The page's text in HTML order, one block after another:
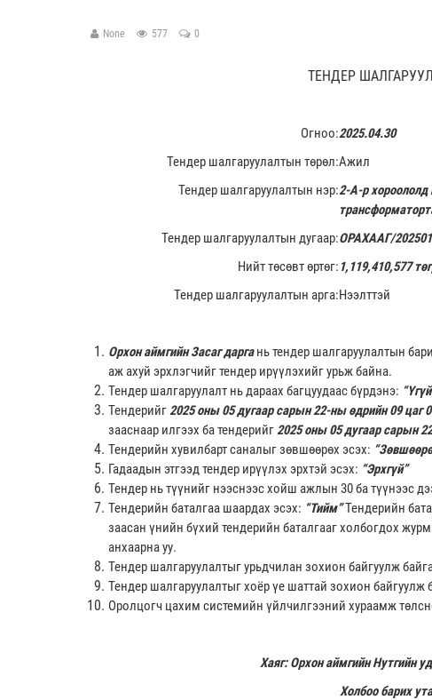
None 577 0
ТЕНДЕР
Огноо:2025.04.30
Тендер шалгаруулалтын төрөл:Ажил
Тендер шалгаруулалтын нэр:2-А-р
Тендер шалгаруулалтын дугаар:ОРАХААГ/
Нийт төсөвт өртөг: 1,119,410,577
Тендер шалгаруулалтын арга:Нээлттэй
Орхон аймгийн Засаг даргань тендер шалгаруулалтын
аж ахуй эрхлэгчийг тендер ирүүлэхийг урьж байна.
Тендер шалгаруулалт нь дараах багцуудаас бүрдэнэ:
Тендерийг2025 оны 05 дугаар сарын 22-ны өдрийн 09 цаг
зааснаар илгээх ба тендерийг2025 оны 05 дугаар сарын 22
Тендерийн хувилбарт саналыг зөвшөөрөх эсэх:
Гадаадын этгээд тендер ирүүлэх эрхтэй эсэх: “Эрхгүй”
Тендер нь түүнийг нээснээс хойш ажлын 30 ба түүнээс
Тендерийн баталгаа шаардах эсэх: “Тийм”Тендерийн
заасан үнийн бүхий тендерийн баталгааг холбогдох
анхаарна уу.
Тендер шалгаруулалтыг урьдчилан зохион байгуулж
Тендер шалгаруулалтыг хоёр үе шаттай зохион байгуулж
Оролцогч цахим системийн үйлчилгээний хураамж
Хаяг: Орхон аймгийн Нутгийн
Холбоо барих